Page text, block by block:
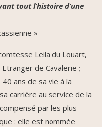
tout l’histoire d’une
»
Leila du Louart,
de Cavalerie ;
ans de sa vie à la
carrière au service de la
par les plus
: elle est nommée